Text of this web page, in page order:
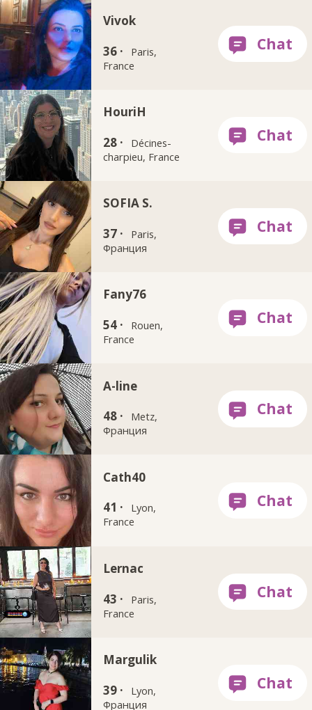
Vivok
36 ·
Paris,
France
HouriH
28 ·
Décines-
charpieu, France
SOFIA S.
37 ·
Paris,
Франция
Fany76
54 ·
Rouen,
France
A-line
48 ·
Metz,
Франция
Cath40
41 ·
Lyon,
France
Lernac
43 ·
Paris,
France
Margulik
39 ·
Lyon,
Франция